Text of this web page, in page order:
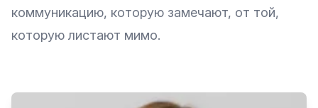
коммуникацию, которую замечают, от той,
которую листают мимо.